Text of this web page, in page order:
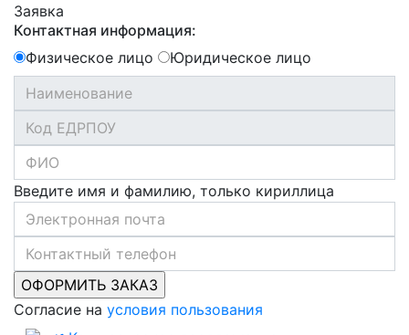
Заявка
Контактная информация:
Физическое лицо
Юридическое лицо
Введите имя и фамилию, только кириллица
Согласие на условия пользования